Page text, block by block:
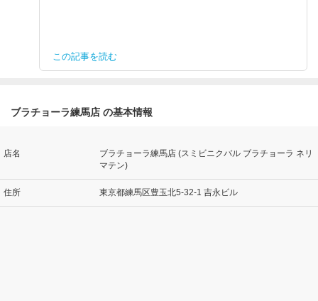
この記事を読む
ブラチョーラ練馬店 の基本情報
店名
ブラチョーラ練馬店 (スミビニクバル ブラチョーラ ネリ
マテン)
住所 東京都練馬区豊玉北5-32-1 吉永ビル